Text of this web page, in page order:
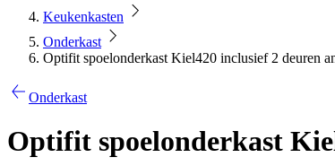
Keukenkasten
Onderkast
Optifit spoelonderkast Kiel420 inclusief 2 deuren
Onderkast
Optifit spoelonderkast